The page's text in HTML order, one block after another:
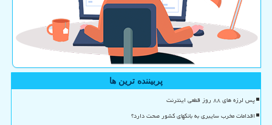
پربیننده ترین ها
پس لرزه های ۸۸ روز قطعی اینترنت
اقدامات مخرب سایبری به بانکهای کشور صحت دارد؟